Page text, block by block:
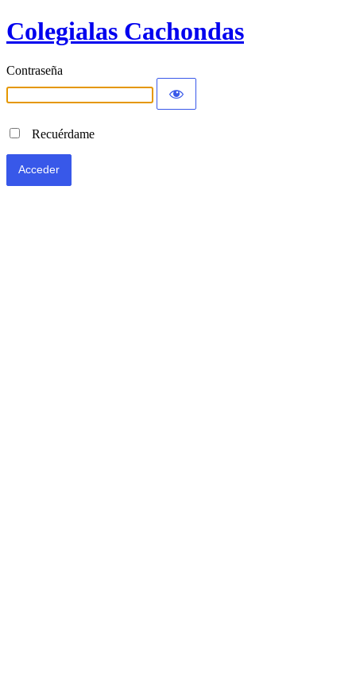
Colegialas Cachondas
Contraseña
Recuérdame